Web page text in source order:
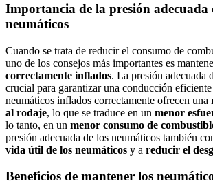
Importancia de la presión adecuada
neumáticos
Cuando se trata de reducir el consumo de
uno de los consejos más importantes es
correctamente inflados. La presión adecuada
crucial para garantizar una conducción
neumáticos inflados correctamente ofrecen una
al rodaje, lo que se traduce en un menor
lo tanto, en un menor consumo de
presión adecuada de los neumáticos también
vida útil de los neumáticos y a reducir el
Beneficios de mantener los